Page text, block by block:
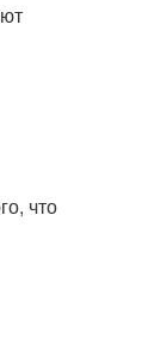
что